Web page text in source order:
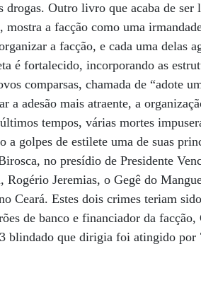
drogas. Outro livro que acaba de
a facção como uma
a facção, e cada uma delas
é fortalecido, incorporando as
comparsas, chamada de “adote
a adesão mais atraente, a
tempos, várias mortes
golpes de estilete uma de suas
no presídio de Presidente
Jeremias, o Gegê do
Ceará. Estes dois crimes teriam
de banco e financiador da
blindado que dirigia foi atingido por